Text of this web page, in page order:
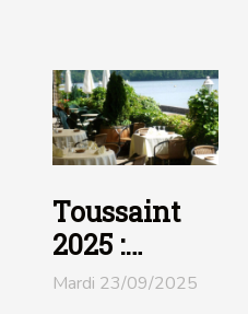
Toussaint
2025 :
profitez des
Mardi 23/09/2025